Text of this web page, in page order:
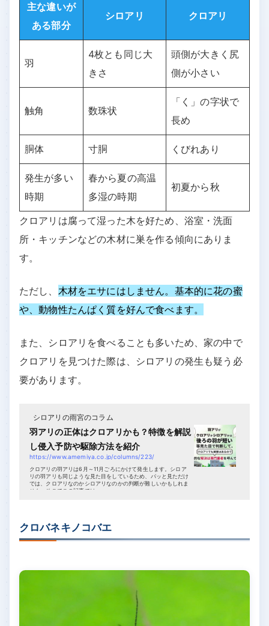
主な違いが
ある部分
シロアリ クロアリ
羽
4枚とも同じ大
きさ
頭側が大きく尻
側が小さい
触角 数珠状
「く」の字状で
長め
胴体 寸胴 くびれあり
発生が多い
時期
春から夏の高温
多湿の時期
初夏から秋
クロアリは腐って湿った木を好ため、浴室・洗面
所・キッチンなどの木材に巣を作る傾向にありま
す。
ただし、 木材をエサにはしません。基本的に花の蜜
や、動物性たんぱく質を好んで食べます。
また、シロアリを食べることも多いため、家の中で
クロアリを見つけた際は、シロアリの発生も疑う必
要があります。
シロアリの雨宮のコラム
羽アリの正体はクロアリかも？特徴を解説
し侵入予防や駆除方法を紹介
https://www.amemiya.co.jp/columns/223/
クロアリの羽アリは6月～11月ごろにかけて発生します。シロア
リの羽アリも同じような見た目をしているため、パッと見ただけ
では、クロアリなのかシロアリなのかの判断が難しいかもしれま
せん。そこでこの記事では...
クロバネキノコバエ